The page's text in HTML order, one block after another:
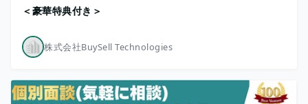
＜豪華特典付き＞
株式会社BuySell Technologies